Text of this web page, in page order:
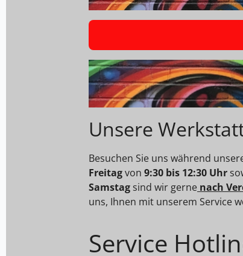
Unsere
Besuchen Sie uns während
Freitagvon 9:30 bis 12:30 Uhr
Samstag sind wir gerne nach
uns, Ihnen mit unserem Service
Service